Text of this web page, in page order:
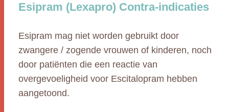
Esipram (Lexapro) Contra-indicaties
Esipram mag niet worden gebruikt door
zwangere / zogende vrouwen of kinderen, noch
door patiënten die een reactie van
overgevoeligheid voor Escitalopram hebben
aangetoond.